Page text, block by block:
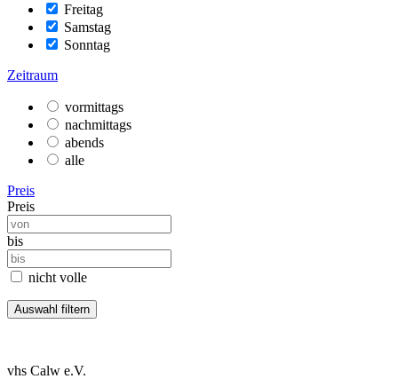
Freitag
Samstag
Sonntag
Zeitraum
vormittags
nachmittags
abends
alle
Preis
Preis
bis
nicht volle
vhs Calw e.V.